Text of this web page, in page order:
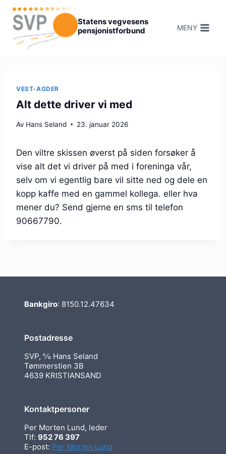
Hopp
innhold
Statens vegvesens
pensjonistforbund
MENY
VEST-AGDER
Alt dette driver vi med
Av Hans Seland 23. januar 2026
Den viltre skissen øverst på siden forsøker å
vise alt det vi driver på med i foreninga vår,
selv om vi egentlig bare vil sitte ned og dele en
kopp kaffe med en gammel kollega. eller hva
mener du? Send gjerne en sms til telefon
90667790.
Bankgiro: 8150.12.47634
Postadresse
SVP, ℅ Hans Seland
Tømmerstien 3B
4639 KRISTIANSAND
Kontaktpersoner
Per Morten Lund, leder
Tlf: 952 76 397
E-post: Per Morten Lund